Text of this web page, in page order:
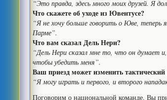
“Это правда, здесь много моих друзей. Я
Что скажете об уходе из Ювентусе?
“Я не хочу больше говорить о Юве, теперь
Парме”.
Что вам сказал Дель Нери?
“Дель Нери сказал мне то, что он думает
чтобы убедить меня”.
Ваш приезд может изменить
“Я могу играть и первого, и второго
Поговорим о национальной команде. Вы